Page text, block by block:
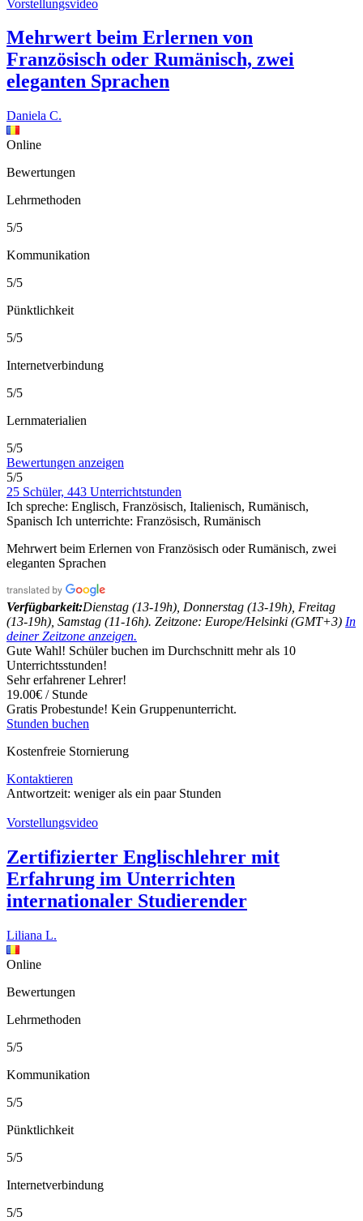
Vorstellungsvideo
Mehrwert beim Erlernen von
Französisch oder Rumänisch, zwei
eleganten Sprachen
Daniela C.
Online
Bewertungen
Lehrmethoden
5/5
Kommunikation
5/5
Pünktlichkeit
5/5
Internetverbindung
5/5
Lernmaterialien
5/5
Bewertungen anzeigen
5/5
25 Schüler, 443 Unterrichtstunden
Ich spreche: Englisch, Französisch, Italienisch, Rumänisch,
Spanisch Ich unterrichte: Französisch, Rumänisch
Mehrwert beim Erlernen von Französisch oder Rumänisch, zwei
eleganten Sprachen
Verfügbarkeit:Dienstag (13-19h), Donnerstag (13-19h), Freitag
(13-19h), Samstag (11-16h). Zeitzone: Europe/Helsinki (GMT+3) In
deiner Zeitzone anzeigen.
Gute Wahl! Schüler buchen im Durchschnitt mehr als 10
Unterrichtsstunden!
Sehr erfahrener Lehrer!
19.00€ / Stunde
Gratis Probestunde! Kein Gruppenunterricht.
Stunden buchen
Kostenfreie Stornierung
Kontaktieren
Antwortzeit: weniger als ein paar Stunden
Vorstellungsvideo
Zertifizierter Englischlehrer mit
Erfahrung im Unterrichten
internationaler Studierender
Liliana L.
Online
Bewertungen
Lehrmethoden
5/5
Kommunikation
5/5
Pünktlichkeit
5/5
Internetverbindung
5/5